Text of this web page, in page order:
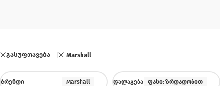
გასუფთავება Marshall
ᲑᲠᲔᲜᲓᲘ Marshall ᲓᲐᲚᲐᲒᲔᲑᲐ ფასი: ზრდადობით